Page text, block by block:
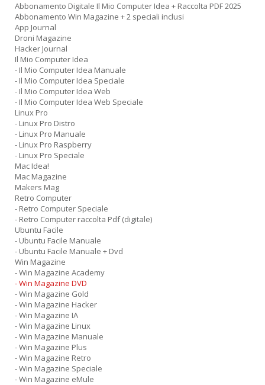
Abbonamento Digitale Il Mio Computer Idea + Raccolta PDF 2025
Abbonamento Win Magazine + 2 speciali inclusi
App Journal
Droni Magazine
Hacker Journal
Il Mio Computer Idea
- Il Mio Computer Idea Manuale
- Il Mio Computer Idea Speciale
- Il Mio Computer Idea Web
- Il Mio Computer Idea Web Speciale
Linux Pro
- Linux Pro Distro
- Linux Pro Manuale
- Linux Pro Raspberry
- Linux Pro Speciale
Mac Idea!
Mac Magazine
Makers Mag
Retro Computer
- Retro Computer Speciale
- Retro Computer raccolta Pdf (digitale)
Ubuntu Facile
- Ubuntu Facile Manuale
- Ubuntu Facile Manuale + Dvd
Win Magazine
- Win Magazine Academy
- Win Magazine DVD
- Win Magazine Gold
- Win Magazine Hacker
- Win Magazine IA
- Win Magazine Linux
- Win Magazine Manuale
- Win Magazine Plus
- Win Magazine Retro
- Win Magazine Speciale
- Win Magazine eMule